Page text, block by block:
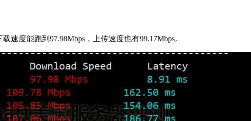
速度能跑到97.98Mbps，上传速度也有99.17Mbps。